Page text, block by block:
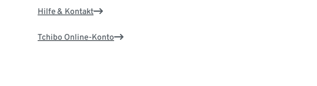
Hilfe & Kontakt
Tchibo Online-Konto